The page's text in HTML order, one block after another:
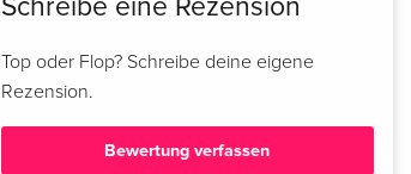
Schreibe eine Rezension
Top oder Flop? Schreibe deine eigene
Rezension.
Bewertung verfassen